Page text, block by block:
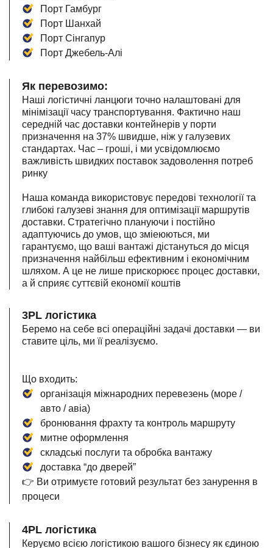
Порт Гамбург
Порт Шанхай
Порт Сінгапур
Порт Джебель-Алі
Як перевозимо:
Наші логістичні ланцюги точно налаштовані для
мінімізації часу транспортування. Фактично наш
середній час доставки контейнерів у порти
призначення на 37% швидше, ніж у галузевих
стандартах. Час – гроші, і ми усвідомлюємо
важливість швидких поставок задоволення потреб
ринку
Наша команда використовує передові технології та
глибокі галузеві знання для оптимізації маршрутів
доставки. Стратегічно плануючи і постійно
адаптуючись до умов, що зміеюються, ми
гарантуємо, що ваші вантажі дістануться до місця
призначення найбільш ефективним і економічним
шляхом. А це не лише прискорюєє процес доставки,
а й сприяє суттєвій економії коштів
3PL логістика
Беремо на себе всі операційні задачі доставки — ви
ставите ціль, ми її реалізуємо.
Що входить:
організація міжнародних перевезень (море /
авто / авіа)
бронювання фрахту та контроль маршруту
митне оформлення
складські послуги та обробка вантажу
доставка “до дверей”
👉 Ви отримуєте готовий результат без занурення в
процеси
4PL логістика
Керуємо всією логістикою вашого бізнесу як єдиною